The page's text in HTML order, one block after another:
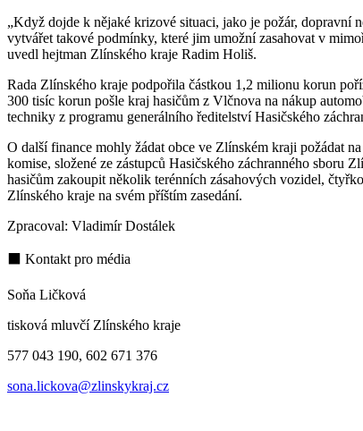
„Když dojde k nějaké krizové situaci, jako je požár,
vytvářet takové podmínky, které jim umožní zasahovat v
uvedl hejtman Zlínského kraje Radim Holiš.
Rada Zlínského kraje podpořila částkou 1,2 milionu korun
300 tisíc korun pošle kraj hasičům z Vlčnova na nákup
techniky z programu generálního ředitelství Hasičského
O další finance mohly žádat obce ve Zlínském kraji požádat
komise, složené ze zástupců Hasičského záchranného
hasičům zakoupit několik terénních zásahových vozidel,
Zlínského kraje na svém příštím zasedání.
Zpracoval: Vladimír Dostálek
⬛ Kontakt pro média
Soňa Ličková
tisková mluvčí Zlínského kraje
577 043 190, 602 671 376
sona.lickova@zlinskykraj.cz